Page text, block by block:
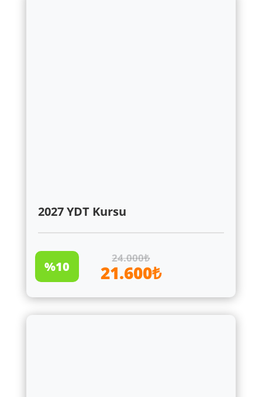
2027 YDT Kursu
24.000₺
21.600₺
%10